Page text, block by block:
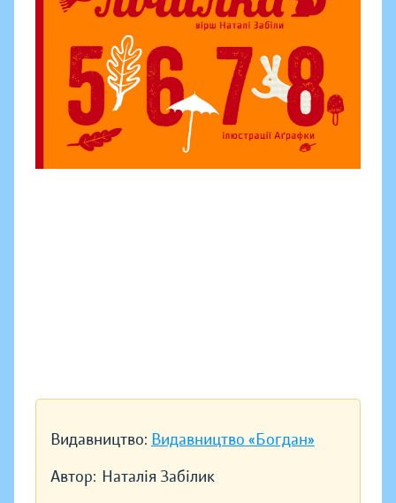
Видавництво: Видавництво «Богдан»
Автор: Наталія Забілик